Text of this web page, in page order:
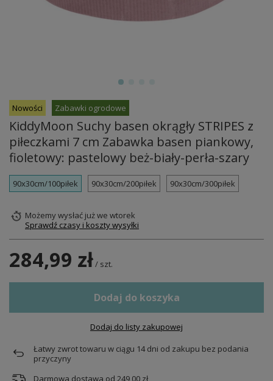
Nowości Zabawki ogrodowe
KiddyMoon Suchy basen okrągły STRIPES z
piłeczkami 7 cm Zabawka basen piankowy,
fioletowy: pastelowy beż-biały-perła-szary
90x30cm/100piłek 90x30cm/200piłek 90x30cm/300piłek
Możemy wysłać jużwe wtorek
Sprawdź czasy i koszty wysyłki
284,99 zł/ szt.
Dodaj do koszyka
Dodaj do listy zakupowej
Łatwy zwrot towaru w ciągu 14dni od zakupu bez podania
przyczyny
Darmowa dostawa od 249,00 zł